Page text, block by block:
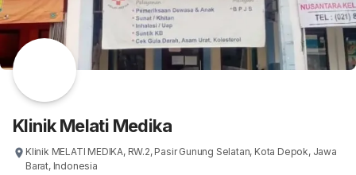
Klinik Melati Medika
Klinik MELATI MEDIKA, RW.2, Pasir Gunung Selatan, Kota Depok, Jawa
Barat, Indonesia